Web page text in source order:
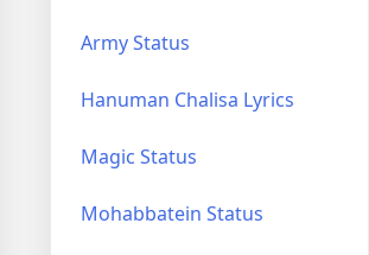
Army Status
Hanuman Chalisa Lyrics
Magic Status
Mohabbatein Status